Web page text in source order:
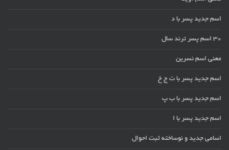
اسم جدید پسر با د
30 اسم پسر ترند سال
معنی اسم نسرین
اسم جدید پسر با ت ج خ
اسم جدید پسر با ب پ
اسم جدید پسر با ا
اسامی جدید و نوساخته ثبت احوال